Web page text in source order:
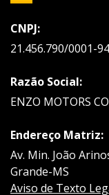
CNPJ:
21.456.790/0001-94
Razão Social:
ENZO MOTORS
Endereço Matriz:
Av. Min. João
Grande-MS
Aviso de Texto